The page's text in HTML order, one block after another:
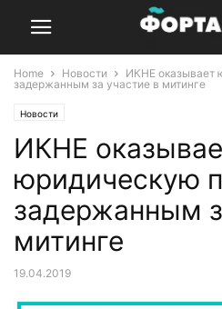
Home Новости
ИКНЕ оказывает
задержанным за участие в митинге
Новости
ИКНЕ
юридическую
задержанным
митинге
19.04.2019